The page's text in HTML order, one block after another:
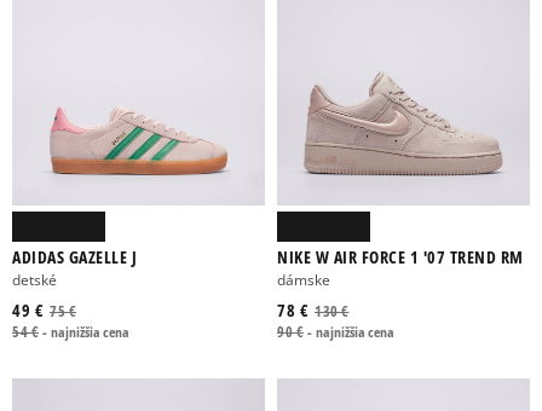
ADIDAS GAZELLE J
detské
75 €
49 €
54 €-najnižšia cena
NIKE W AIR FORCE 1 '07 TREND RM
dámske
130 €
78 €
90 €-najnižšia cena